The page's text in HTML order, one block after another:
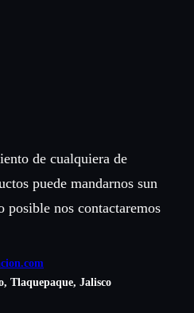
de cualquiera de
puede mandarnos sun
posible nos contactaremos
Tlaquepaque, Jalisco